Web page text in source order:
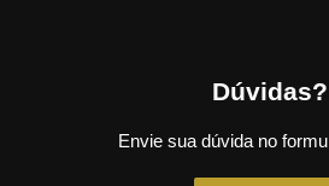
Dúvidas?
Envie sua dúvida no